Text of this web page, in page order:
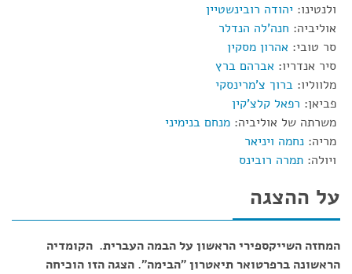
ולנטינו: יהודה רובינשטיין
אוליביה: חנה'לה הנדלר
סר טובי: אהרון מסקין
סיר אנדריו: אברהם ברץ
מלווליו: ברוך צ'מרינסקי
פביאן: רפאל קלצ'קין
משרתה של אוליביה: מנחם בנימיני
מריה: נחמה ויניאר
ויולה: תמרה רובינס
על ההצגה
המחזה השייקספירי הראשון על הבמה העברית. הקומדיה
הראשונה ברפרטואר תיאטרון "הבימה". הצגה הזו הוכיחה